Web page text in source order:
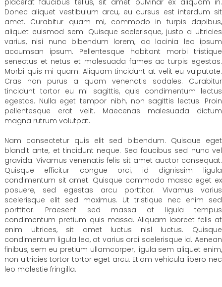
Donec aliquet vestibulum arcu, eu cursus est interdum sit
amet. Curabitur quam mi, commodo in turpis dapibus,
aliquet euismod sem. Quisque scelerisque, justo a ultricies
varius, nisi nunc bibendum lorem, ac lacinia leo ipsum
accumsan ipsum. Pellentesque habitant morbi tristique
senectus et netus et malesuada fames ac turpis egestas.
Morbi quis mi quam. Aliquam tincidunt at velit eu vulputate.
Cras non purus a quam venenatis sodales. Curabitur
tincidunt tortor eu mi sagittis, quis condimentum lectus
egestas. Nulla eget tempor nibh, non sagittis lectus. Proin
pellentesque erat velit. Maecenas malesuada dictum
magna rutrum volutpat.
Nam consectetur quis elit sed bibendum. Quisque eget
blandit ante, et tincidunt neque. Sed faucibus sed nunc vel
gravida. Vivamus venenatis felis sit amet auctor consequat.
Quisque efficitur congue orci, id dignissim ligula
condimentum sit amet. Quisque commodo massa eget ex
posuere, sed egestas arcu porttitor. Vivamus varius
scelerisque elit sed maximus. Ut tristique nec enim sed
porttitor. Praesent sed massa at ligula tempus
condimentum pretium quis massa. Aliquam laoreet felis at
enim ultrices, sit amet luctus nisl luctus. Quisque
condimentum ligula leo, at varius orci scelerisque id. Aenean
finibus, sem eu pretium ullamcorper, ligula sem aliquet enim,
non ultricies tortor tortor eget arcu. Etiam vehicula libero nec
leo molestie fringilla.